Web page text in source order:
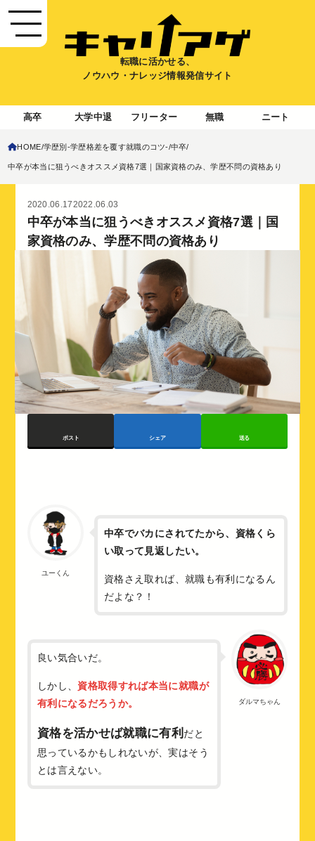
転職に活かせる、
ノウハウ・ナレッジ情報発信サイト
高卒 大学中退 フリーター 無職 ニート
HOME 学歴別-学歴格差を覆す就職のコツ- 中卒
中卒が本当に狙うべきオススメ資格7選｜国家資格のみ、学歴不問の資格あり
2020.06.172022.06.03
中卒が本当に狙うべきオススメ資格7選｜国
家資格のみ、学歴不問の資格あり
ポスト シェア 送る
ユーくん
中卒でバカにされてたから、資格くら
い取って見返したい。
資格さえ取れば、就職も有利になるん
だよな？！
ダルマちゃん
良い気合いだ。
しかし、 資格取得すれば本当に就職が
有利になるだろうか。
資格を活かせば就職に有利 だと
思っているかもしれないが、実はそう
とは言えない。